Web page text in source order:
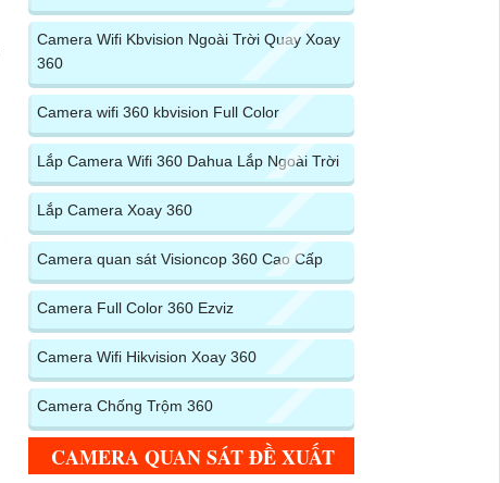
Camera Wifi Kbvision Ngoài Trời Quay Xoay
360
Camera wifi 360 kbvision Full Color
Lắp Camera Wifi 360 Dahua Lắp Ngoài Trời
Lắp Camera Xoay 360
Camera quan sát Visioncop 360 Cao Cấp
Camera Full Color 360 Ezviz
Camera Wifi Hikvision Xoay 360
Camera Chống Trộm 360
CAMERA QUAN SÁT ĐỀ XUẤT